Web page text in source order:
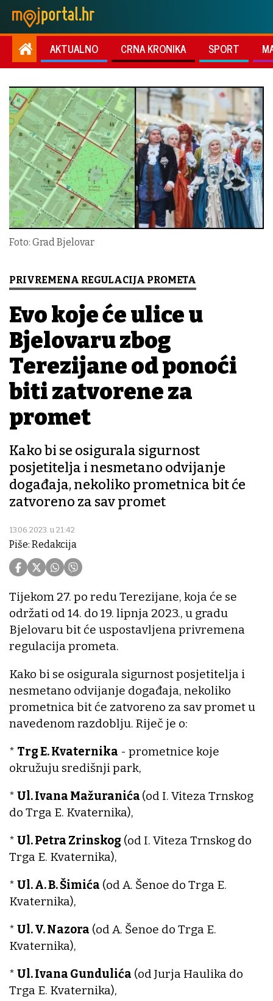
AKTUALNO CRNA KRONIKA SPORT
Foto: Grad Bjelovar
PRIVREMENA REGULACIJA PROMETA
Evo koje će ulice u
Bjelovaru zbog
Terezijane od ponoći
biti zatvorene za
promet
Kako bi se osigurala sigurnost
posjetitelja i nesmetano odvijanje
događaja, nekoliko prometnica bit će
zatvoreno za sav promet
13.06.2023. u 21:42
Piše: Redakcija
Tijekom 27. po redu Terezijane, koja će se
održati od 14. do 19. lipnja 2023., u gradu
Bjelovaru bit će uspostavljena privremena
regulacija prometa.
Kako bi se osigurala sigurnost posjetitelja i
nesmetano odvijanje događaja, nekoliko
prometnica bit će zatvoreno za sav promet u
navedenom razdoblju. Riječ je o:
* Trg E. Kvaternika - prometnice koje
okružuju središnji park,
* Ul. Ivana Mažuranića (od I. Viteza Trnskog
do Trga E. Kvaternika),
* Ul. Petra Zrinskog (od I. Viteza Trnskog do
Trga E. Kvaternika),
* Ul. A. B. Šimića (od A. Šenoe do Trga E.
Kvaternika),
* Ul. V. Nazora (od A. Šenoe do Trga E.
Kvaternika),
* Ul. Ivana Gundulića (od Jurja Haulika do
Trga E. Kvaternika),